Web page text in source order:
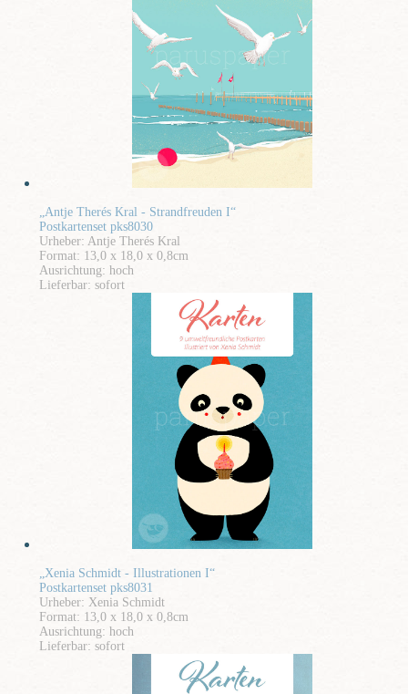
„Antje Therés Kral - Strandfreuden I“
Postkartenset pks8030
Urheber: Antje Therés Kral
Format: 13,0 x 18,0 x 0,8cm
Ausrichtung: hoch
Lieferbar: sofort
„Xenia Schmidt - Illustrationen I“
Postkartenset pks8031
Urheber: Xenia Schmidt
Format: 13,0 x 18,0 x 0,8cm
Ausrichtung: hoch
Lieferbar: sofort